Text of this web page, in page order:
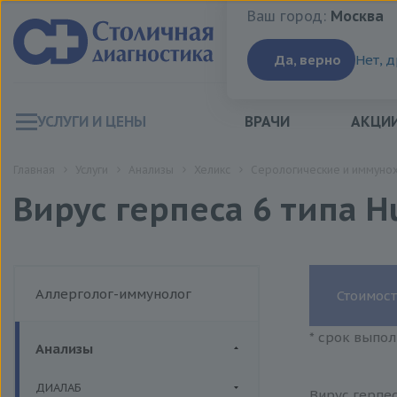
Ваш город:Москва
Ваш город: Москва
Да, верно Нет,
УСЛУГИ И ЦЕНЫ ВРАЧИ
Вирус герпеса 6 типа
Аллерголог-иммунолог
Анализы
ДИАЛАБ
* срок